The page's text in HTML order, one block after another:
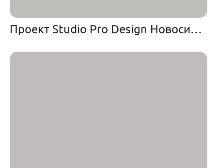
Проект Studio Pro Design Новосибирск